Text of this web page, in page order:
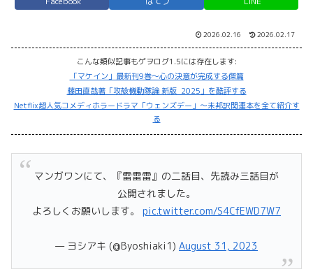
2026.02.16 2026.02.17
こんな類似記事もゲヲログ1.5には存在します:
「マケイン」最新刊9巻～心の決意が完成する傑篇
藤田直哉著「攻殻機動隊論 新版_2025」を酷評する
Netflix超人気コメディホラードラマ「ウェンズデー」～未邦訳関連本を全て紹介す
る
マンガワンにて、『雷雷雷』の二話目、先読み三話目が
公開されました。
よろしくお願いします。 pic.twitter.com/S4CfEWD7W7
— ヨシアキ (@Byoshiaki1) August 31, 2023